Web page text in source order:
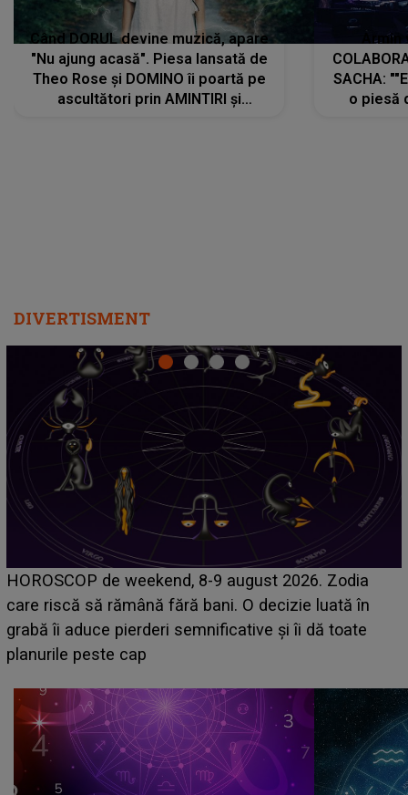
Când DORUL devine muzică, apare
"Nu ajung acasă". Piesa lansată de
Theo Rose și DOMINO îi poartă pe
ascultători prin AMINTIRI și
SACHA:
o piesă
DIVERTISMENT
Emanuel a ținut ACEST DETALIU ASCUNS până
acum! În fața Alexandrei, concurentul din Casa Iubirii
face o MĂRTURISIRE NEAȘTEPTATĂ despre mama
sa: "I-am spus și ei în față, eu nu te iubesc pentru